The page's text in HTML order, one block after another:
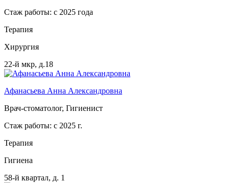
Стаж работы: с 2025 года
Терапия
Хирургия
22-й мкр, д.18
Афанасьева Анна Александровна
Врач-стоматолог, Гигиенист
Стаж работы: с 2025 г.
Терапия
Гигиена
58-й квартал, д. 1